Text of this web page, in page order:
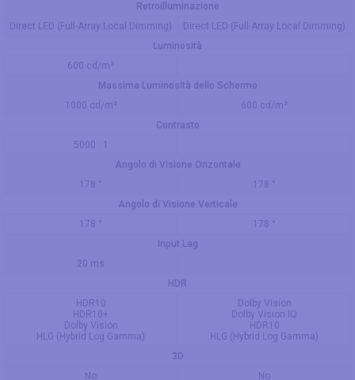
Retroilluminazione
Direct LED (Full-Array Local Dimming)
Direct LED (Full-Array Local Dimming)
Luminosità
600 cd/m²
Massima Luminosità dello Schermo
1000 cd/m²
600 cd/m²
Contrasto
5000 : 1
Angolo di Visione Orizontale
178 °
178 °
Angolo di Visione Verticale
178 °
178 °
Input Lag
20 ms
HDR
HDR10
HDR10+
Dolby Vision
HLG (Hybrid Log Gamma)
Dolby Vision
Dolby Vision IQ
HDR10
HLG (Hybrid Log Gamma)
3D
No
No